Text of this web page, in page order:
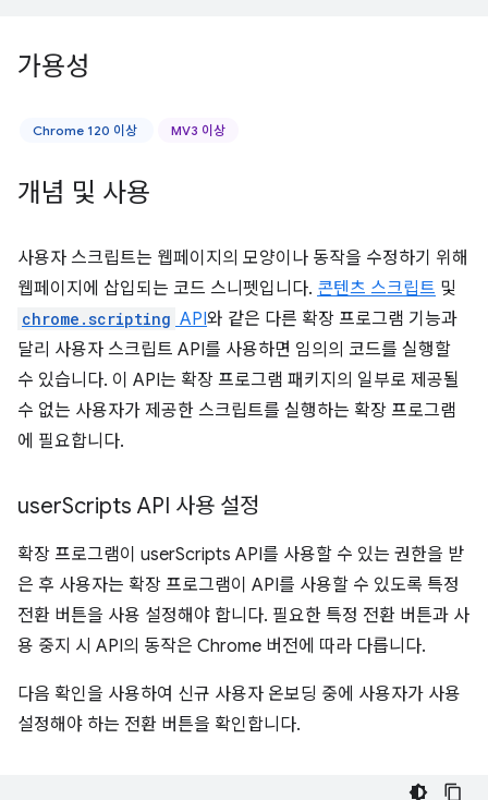
가용성
Chrome 120 이상 MV3 이상
개념 및 사용
사용자 스크립트는 웹페이지의 모양이나 동작을 수정하기 위해
웹페이지에 삽입되는 코드 스니펫입니다. 콘텐츠 스크립트 및
chrome.scripting API와 같은 다른 확장 프로그램 기능과
달리 사용자 스크립트 API를 사용하면 임의의 코드를 실행할
수 있습니다. 이 API는 확장 프로그램 패키지의 일부로 제공될
수 없는 사용자가 제공한 스크립트를 실행하는 확장 프로그램
에 필요합니다.
userScripts API 사용 설정
확장 프로그램이 userScripts API를 사용할 수 있는 권한을 받
은 후 사용자는 확장 프로그램이 API를 사용할 수 있도록 특정
전환 버튼을 사용 설정해야 합니다. 필요한 특정 전환 버튼과 사
용 중지 시 API의 동작은 Chrome 버전에 따라 다릅니다.
다음 확인을 사용하여 신규 사용자 온보딩 중에 사용자가 사용
설정해야 하는 전환 버튼을 확인합니다.